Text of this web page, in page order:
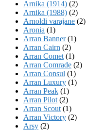
Arnika (1914) (2)
Arnika (1988) (2)
Arnoldi varajane (2)
Aronia (1)
Arran Banner(1)
Arran Cairn (2)
Arran Comet (1)
Arran Comrade (2)
Arran Consul (1)
Arran Luxury (1)
Arran Peak (1)
Arran Pilot (2)
Arran Scout (1)
Arran Victory (2)
Arsy (2)